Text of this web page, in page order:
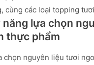
cùng các loại topping
năng lựa chọn
thực phẩm
chọn nguyên liệu tươi